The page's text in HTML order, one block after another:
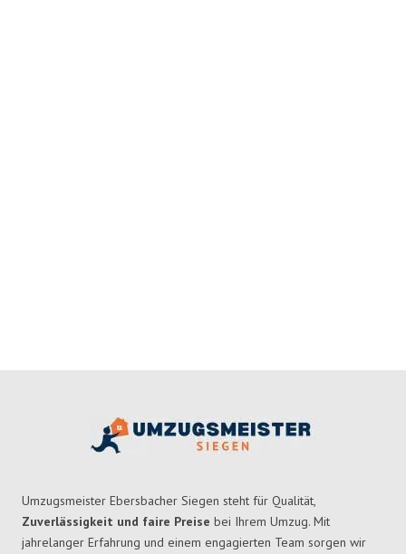
Umzugsmeister Ebersbacher Siegen steht für Qualität,
Zuverlässigkeit und faire Preise bei Ihrem Umzug. Mit
jahrelanger Erfahrung und einem engagierten Team sorgen wir